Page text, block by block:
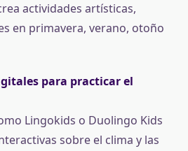
actividades artísticas,
en primavera, verano, otoño
para practicar el
Lingokids o Duolingo Kids
sobre el clima y las